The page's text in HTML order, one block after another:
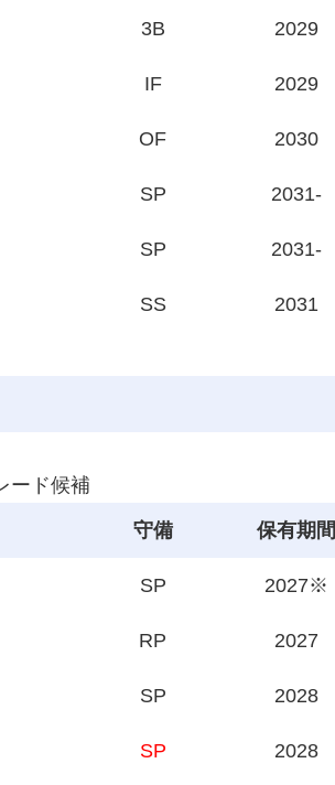
3B 2029
IF 2029
OF 2030
SP 2031-
SP 2031-
SS 2031
ード候補
守備 保有期間
SP 2027※
RP 2027
SP 2028
SP 2028